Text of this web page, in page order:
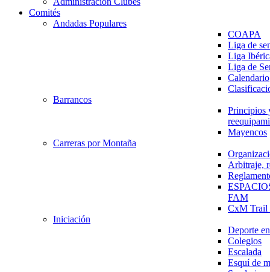
Comités
Andadas Populares
COAPA
Liga de
Liga
Liga de
Calendario
Barrancos
Principios
Mayencos
Carreras por Montaña
Arbitraje,
FAM
CxM
Iniciación
Deporte
Colegios
Escalada
Esquí de